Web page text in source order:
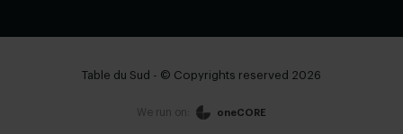
Table du Sud - © Copyrights reserved 2026
We run on: oneCORE